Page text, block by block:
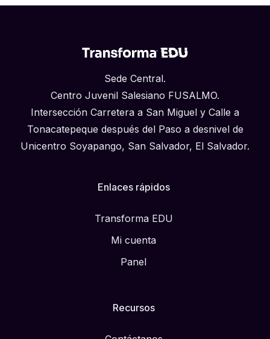
Sede Central.
Centro Juvenil Salesiano FUSALMO.
Intersección Carretera a San Miguel y Calle a
Tonacatepeque después del Paso a desnivel de
Unicentro Soyapango, San Salvador, El Salvador.
Enlaces rápidos
Transforma EDU
Mi cuenta
Panel
Recursos